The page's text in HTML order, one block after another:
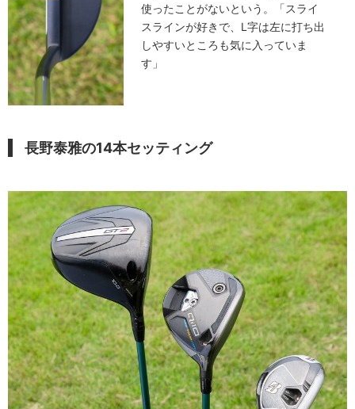
使ったことがないという。「スライ
スラインが好きで、L字は左に打ち出
しやすいところも気に入っていま
す」
長野泰雅の14本セッティング